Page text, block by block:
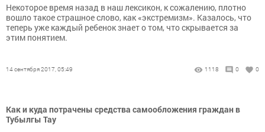
Некоторое время назад в наш лексикон, к сожалению, плотно
вошло такое страшное слово, как «экстремизм». Казалось, что
теперь уже каждый ребенок знает о том, что скрывается за
этим понятием.
14 сентября 2017, 05:49 1118 0 0
Как и куда потрачены средства самообложения граждан в
Тубылгы Тау